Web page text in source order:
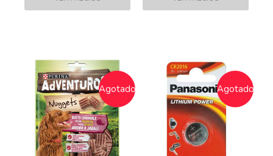
Agotado Agotado